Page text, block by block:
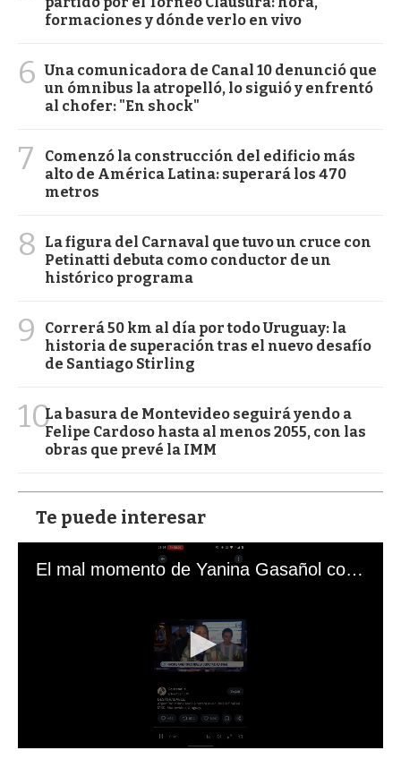
formaciones y dónde verlo en vivo
6 Una comunicadora de Canal 10 denunció que
un ómnibus la atropelló, lo siguió y enfrentó
al chofer: "En shock"
7
Comenzó la construcción del edificio más
alto de América Latina: superará los 470
metros
8
La figura del Carnaval que tuvo un cruce con
Petinatti debuta como conductor de un
histórico programa
9
Correrá 50 km al día por todo Uruguay: la
historia de superación tras el nuevo desafío
de Santiago Stirling
10La basura de Montevideo seguirá yendo a
Felipe Cardoso hasta al menos 2055, con las
obras que prevé la IMM
Te puede interesar
El mal momento de Yanina Gasañol con un hincha argentino en "Subrayado"